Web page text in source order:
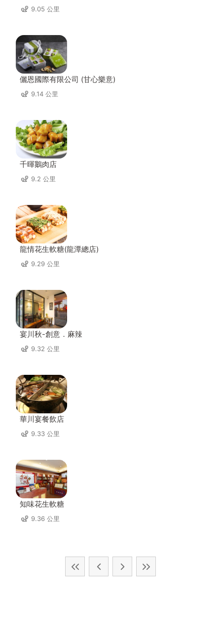
9.05 公里
儷恩國際有限公司 (甘心樂意)
9.14 公里
千暉鵝肉店
9.2 公里
龍情花生軟糖(龍潭總店)
9.29 公里
宴川秋-創意．麻辣
9.32 公里
華川宴餐飲店
9.33 公里
知味花生軟糖
9.36 公里